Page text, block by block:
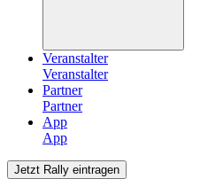
Veranstalter
Partner
App
Jetzt Rally eintragen